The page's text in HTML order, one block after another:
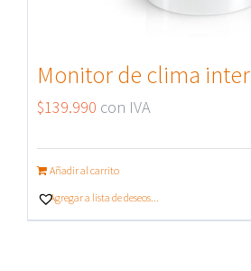
Monitor de clima
$139.990 con IVA
Añadir al carrito
Agregar a lista de deseos...